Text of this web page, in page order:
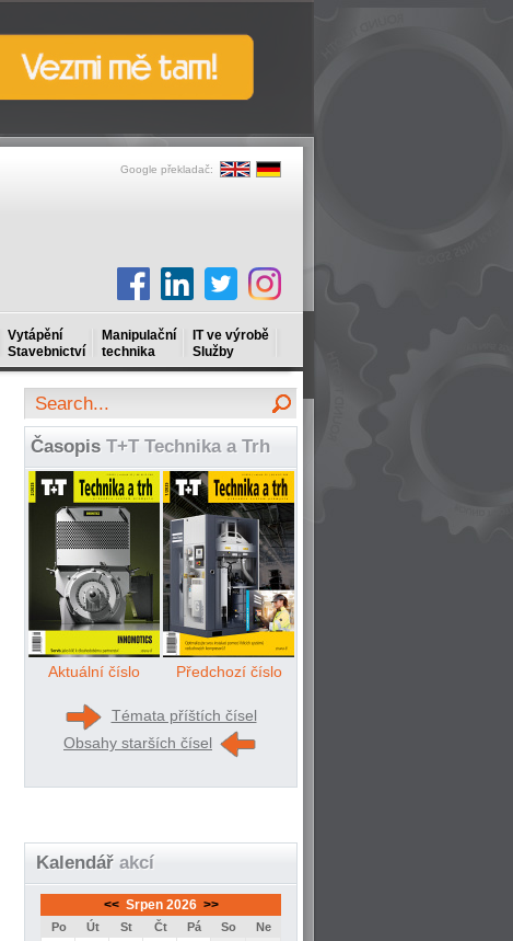
Google překladač:
Vytápění
Stavebnictví
Manipulační
technika
IT ve výrobě
Služby
Časopis T+T Technika a Trh
Aktuální číslo Předchozí číslo
Témata příštích čísel
Obsahy starších čísel
Kalendář akcí
<< Srpen 2026 >>
Po Út St Čt Pá So
Ne